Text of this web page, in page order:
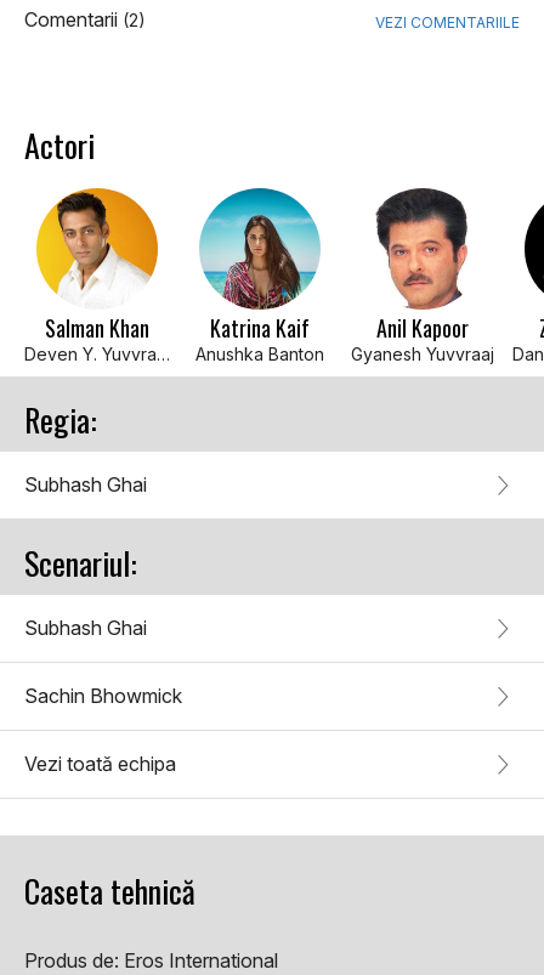
Comentarii (2) VEZI COMENTARIILE
Actori
Salman Khan
Deven Y. Yuvvraaj Singh
Katrina Kaif
Anushka Banton
Anil Kapoor
Gyanesh Yuvvraaj
Regia:
Subhash Ghai
Scenariul:
Subhash Ghai
Sachin Bhowmick
Vezi toată echipa
Caseta tehnică
Produs de: Eros International